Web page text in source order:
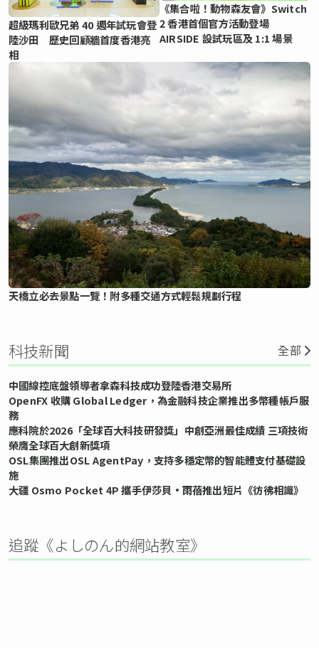
超級瑪利歐兄弟 40 週年試玩會登
陸沙田 歷史回顧牆首度香港亮
相
《集合啦！動物森友會》Switch
2 香港首個官方活動登場
AIRSIDE 設試玩區及 1:1 場景
天橋立必去景點一覽！附多種交通方式輕鬆規劃行程
科技新聞 全部
中國線控底盤領導者拿森科技成功登陸香港交易所
OpenFX 收購 Global Ledger，為金融科技企業推出多幣種帳戶服
務
應科院於2026「全球百大科技研發獎」中創亞洲最佳成績 三項技術
榮膺全球百大創新獎項
OSL集團推出OSL AgentPay，支持多穩定幣的智能體支付基礎設
施
大疆 Osmo Pocket 4P 攜手伊莎貝•雨蓓推出短片《彷彿相識》
追蹤《よしのん的網站教室》